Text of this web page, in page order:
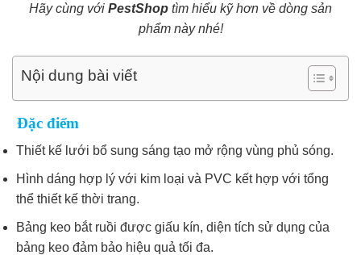
Hãy cùng với PestShop tìm hiểu kỹ hơn về dòng sản
phẩm này nhé!
Nội dung bài viết
Đặc điểm
Thiết kế lưới bổ sung sáng tạo mở rộng vùng phủ sóng.
Hình dáng hợp lý với kim loại và PVC kết hợp với tổng
thể thiết kế thời trang.
Bảng keo bắt ruồi được giấu kín, diện tích sử dụng của
bảng keo đảm bảo hiệu quả tối đa.